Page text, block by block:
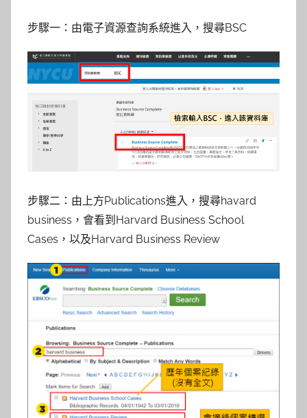
a
l
a
步驟一：由電子資源查詢系統進入，搜尋BSC
步驟二：由上方Publications進入，搜尋havard
business，會看到Harvard Business School
Cases，以及Harvard Business Review